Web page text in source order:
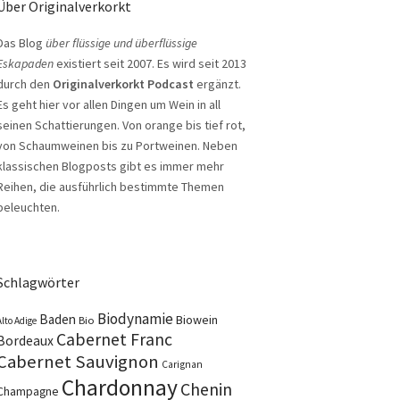
Originalverkorkt
Blog über flüssige und überflüssige
existiert seit 2007. Es wird seit 2013
den Originalverkorkt Podcast ergänzt.
geht hier vor allen Dingen um Wein in all
Schattierungen. Von orange bis tief rot,
Schaumweinen bis zu Portweinen. Neben
Blogposts gibt es immer mehr
die ausführlich bestimmte Themen
Adige Baden Bio BiodynamieBiowein
Cabernet Franc
Sauvignon Carignan
ChardonnayChenin